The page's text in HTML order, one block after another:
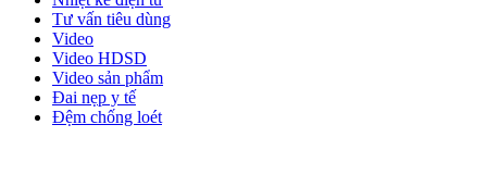
Tư vấn tiêu dùng
Video
Video HDSD
Video sản phẩm
Đai nẹp y tế
Đệm chống loét